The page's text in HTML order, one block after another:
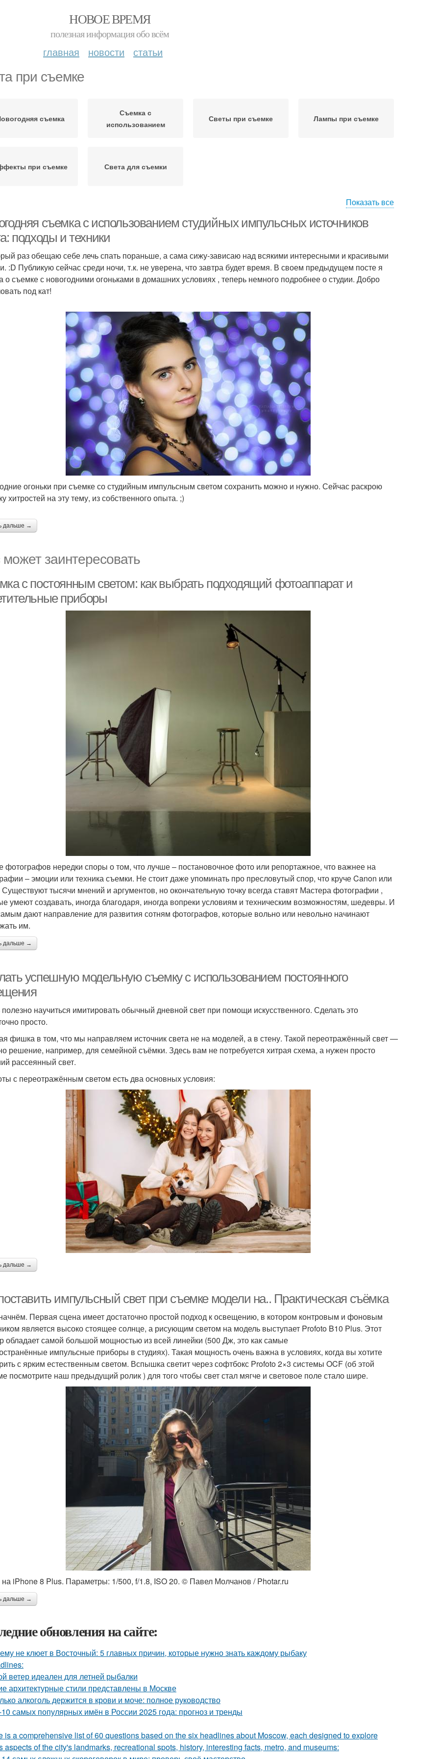
НОВОЕ ВРЕМЯ
полезная информация обо всём
главная новости статьи
при съемке
съемка
Съемка с
использованием
Светы при съемке Лампы при съемке
при съемке Света для съемки
Показать все
съемка с использованием студийных импульсных источников
подходы и техники
раз обещаю себе лечь спать пораньше, а сама сижу-зависаю над всякими интересными и красивыми
:D Публикую сейчас среди ночи, т.к. не уверена, что завтра будет время. В своем предыдущем посте я
о съемке с новогодними огоньками в домашних условиях , теперь немного подробнее о студии. Добро
под кат!
огоньки при съемке со студийным импульсным светом сохранить можно и нужно. Сейчас раскрою
хитростей на эту тему, из собственного опыта. ;)
дальше →
заинтересовать
с постоянным светом: как выбрать подходящий фотоаппарат и
приборы
фотографов нередки споры о том, что лучше – постановочное фото или репортажное, что важнее на
– эмоции или техника съемки. Не стоит даже упоминать про пресловутый спор, что круче Canon или
тысячи мнений и аргументов, но окончательную точку всегда ставят Мастера фотографии ,
умеют создавать, иногда благодаря, иногда вопреки условиям и техническим возможностям, шедевры. И
дают направление для развития сотням фотографов, которые вольно или невольно начинают
им.
дальше →
успешную модельную съемку с использованием постоянного
научиться имитировать обычный дневной свет при помощи искусственного. Сделать это
просто.
фишка в том, что мы направляем источник света не на моделей, а в стену. Такой переотражённый свет —
решение, например, для семейной съёмки. Здесь вам не потребуется хитрая схема, а нужен просто
рассеянный свет.
с переотражённым светом есть два основных условия:
дальше →
импульсный свет при съемке модели на.. Практическая съёмка
Первая сцена имеет достаточно простой подход к освещению, в котором контровым и фоновым
является высоко стоящее солнце, а рисующим светом на модель выступает Profoto B10 Plus. Этот
обладает самой большой мощностью из всей линейки (500 Дж, это как самые
импульсные приборы в студиях). Такая мощность очень важна в условиях, когда вы хотите
с ярким естественным светом. Вспышка светит через софтбокс Profoto 2×3 системы OCF (об этой
посмотрите наш предыдущий ролик ) для того чтобы свет стал мягче и световое поле стало шире.
iPhone 8 Plus. Параметры: 1/500, f/1.8, ISO 20. © Павел Молчанов / Photar.ru
дальше →
обновления на сайте:
не клюет в Восточный: 5 главных причин, которые нужно знать каждому рыбаку
ветер идеален для летней рыбалки
архитектурные стили представлены в Москве
алкоголь держится в крови и моче: полное руководство
самых популярных имён в России 2025 года: прогноз и тренды
is a comprehensive list of 60 questions based on the six headlines about Moscow, each designed to explore
aspects of the city's landmarks, recreational spots, history, interesting facts, metro, and museums: